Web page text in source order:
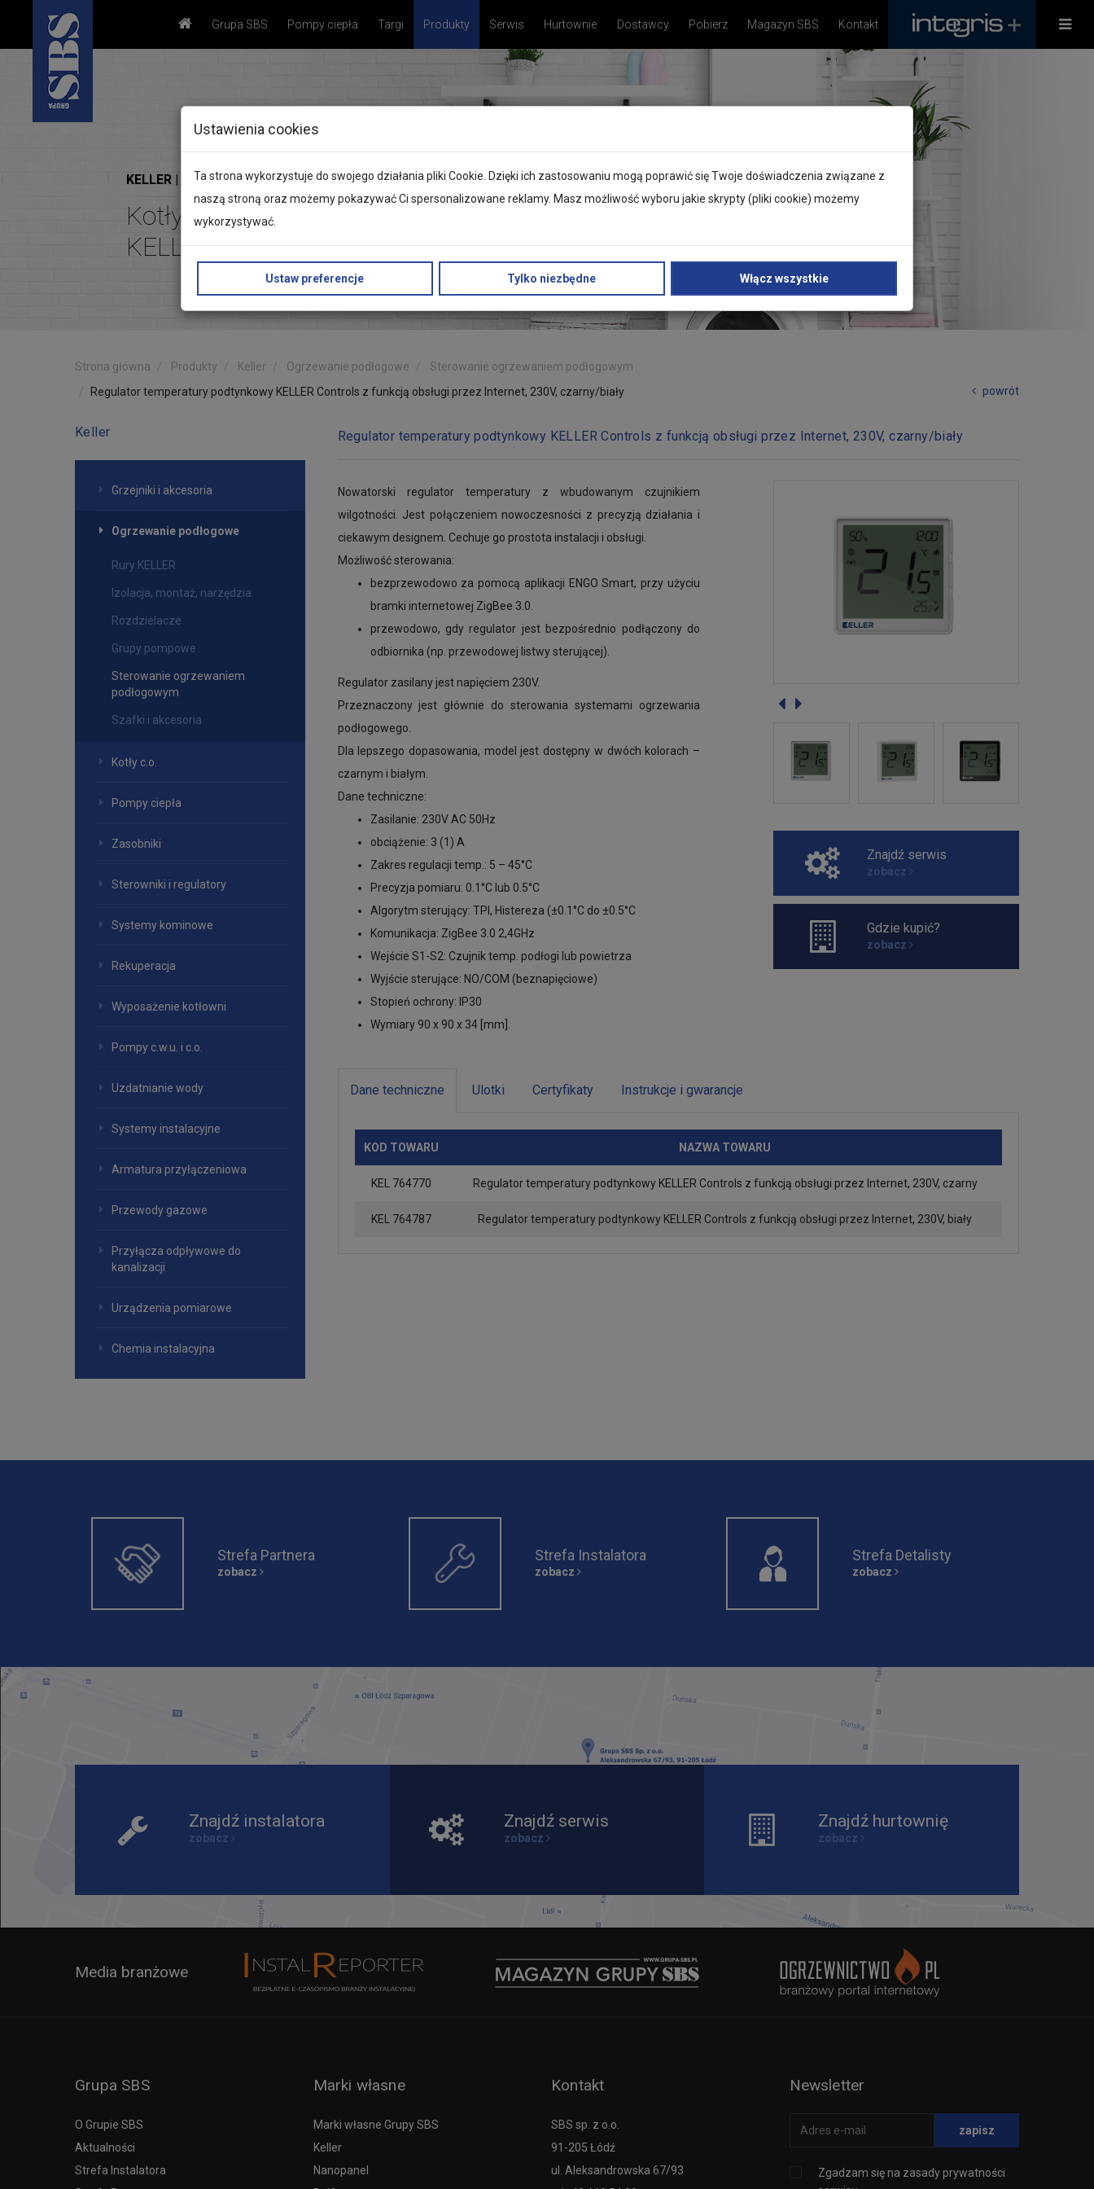
Ustawienia cookies
Ta strona wykorzystuje do swojego działania pliki Cookie. Dzięki ich zastosowaniu mogą poprawić się Twoje doświadczenia związane z
naszą stroną oraz możemy pokazywać Ci spersonalizowane reklamy. Masz możliwość wyboru jakie skrypty (pliki cookie) możemy
wykorzystywać.
Ustaw preferencje Tylko niezbędne Włącz wszystkie
Grupa SBS Pompy ciepła Targi Produkty Serwis Hurtownie Dostawcy Pobierz Magazyn SBS Kontakt
KELLER | Marka dla profesjonalistów
Kotły kondensacyjne
KELLER Cyrkon
Strona główna Produkty Keller Ogrzewanie podłogowe
Sterowanie ogrzewaniem podłogowym
Regulator temperatury podtynkowy KELLER Controls z funkcją obsługi przez Internet, 230V, czarny/biały
Keller
Grzejniki i akcesoria
Ogrzewanie podłogowe
Rury KELLER
Izolacja, montaż, narzędzia
Rozdzielacze
Grupy pompowe
Sterowanie ogrzewaniem
podłogowym
Szafki i akcesoria
Kotły c.o.
Pompy ciepła
Zasobniki
Sterowniki i regulatory
Systemy kominowe
Rekuperacja
Wyposażenie kotłowni
Pompy c.w.u. i c.o.
Uzdatnianie wody
Systemy instalacyjne
Armatura przyłączeniowa
Przewody gazowe
Przyłącza odpływowe do
kanalizacji
Urządzenia pomiarowe
Chemia instalacyjna
powrót
Regulator temperatury podtynkowy KELLER Controls z funkcją obsługi przez Internet, 230V, czarny/biały
Znajdź serwis
zobacz
Gdzie kupić?
zobacz
Nowatorski regulator temperatury z wbudowanym czujnikiem
wilgotności. Jest połączeniem nowoczesności z precyzją działania i
ciekawym designem. Cechuje go prostota instalacji i obsługi.
Możliwość sterowania:
bezprzewodowo za pomocą aplikacji ENGO Smart, przy użyciu
bramki internetowej ZigBee 3.0.
przewodowo, gdy regulator jest bezpośrednio podłączony do
odbiornika (np. przewodowej listwy sterującej).
Regulator zasilany jest napięciem 230V.
Przeznaczony jest głównie do sterowania systemami ogrzewania
podłogowego.
Dla lepszego dopasowania, model jest dostępny w dwóch kolorach –
czarnym i białym.
Dane techniczne:
Zasilanie: 230V AC 50Hz
obciążenie: 3 (1) A
Zakres regulacji temp.: 5 – 45°C
Precyzja pomiaru: 0.1°C lub 0.5°C
Algorytm sterujący: TPI, Histereza (±0.1°C do ±0.5°C
Komunikacja: ZigBee 3.0 2,4GHz
Wejście S1-S2: Czujnik temp. podłogi lub powietrza
Wyjście sterujące: NO/COM (beznapięciowe)
Stopień ochrony: IP30
Wymiary 90 x 90 x 34 [mm].
Dane techniczne Ulotki Certyfikaty Instrukcje i gwarancje
KOD TOWARU NAZWA TOWARU
KEL 764770 Regulator temperatury podtynkowy KELLER Controls z funkcją obsługi przez Internet, 230V, czarny
KEL 764787 Regulator temperatury podtynkowy KELLER Controls z funkcją obsługi przez Internet, 230V, biały
Strefa Partnera
zobacz
Strefa Instalatora
zobacz
Strefa Detalisty
zobacz
Znajdź instalatora
zobacz
Znajdź serwis
zobacz
Znajdź hurtownię
zobacz
Media branżowe
Grupa SBS
O Grupie SBS
Aktualności
Strefa Instalatora
Marki własne
Marki własne Grupy SBS
Keller
Nanopanel
Kontakt
SBS sp. z o.o.
91-205 Łódź
ul. Aleksandrowska 67/93
Newsletter
zapisz
Zgadzam się na zasady prywatności